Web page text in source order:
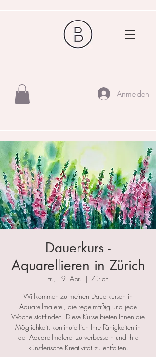
Anmelden
Dauerkurs -
Aquarellieren in Zürich
Fr., 19. Apr.
  |
Zürich
Willkommen zu meinen Dauerkursen in
Aquarellmalerei, die regelmäßig und jede
Woche stattfinden. Diese Kurse bieten Ihnen die
Möglichkeit, kontinuierlich Ihre Fähigkeiten in
der Aquarellmalerei zu verbessern und Ihre
künstlerische Kreativität zu entfalten.